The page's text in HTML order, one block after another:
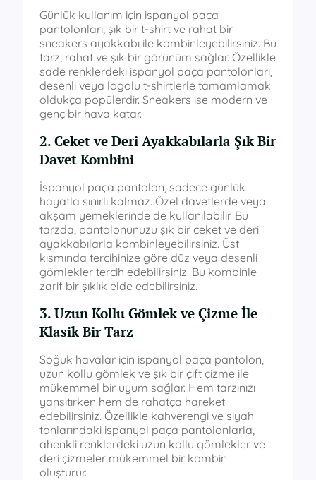
Günlük kullanım için ispanyol paça
pantolonları, şık bir t-shirt ve rahat bir
sneakers ayakkabı ile kombinleyebilirsiniz. Bu
tarz, rahat ve şık bir görünüm sağlar. Özellikle
sade renklerdeki ispanyol paça pantolonları,
desenli veya logolu t-shirtlerle tamamlamak
oldukça popülerdir. Sneakers ise modern ve
genç bir hava katar.
2. Ceket ve Deri Ayakkabılarla Şık Bir
Davet Kombini
İspanyol paça pantolon, sadece günlük
hayatla sınırlı kalmaz. Özel davetlerde veya
akşam yemeklerinde de kullanılabilir. Bu
tarzda, pantolonunuzu şık bir ceket ve deri
ayakkabılarla kombinleyebilirsiniz. Üst
kısmında tercihinize göre düz veya desenli
gömlekler tercih edebilirsiniz. Bu kombinle
zarif bir şıklık elde edebilirsiniz.
3. Uzun Kollu Gömlek ve Çizme İle
Klasik Bir Tarz
Soğuk havalar için ispanyol paça pantolon,
uzun kollu gömlek ve şık bir çift çizme ile
mükemmel bir uyum sağlar. Hem tarzınızı
yansıtırken hem de rahatça hareket
edebilirsiniz. Özellikle kahverengi ve siyah
tonlarındaki ispanyol paça pantolonlarla,
ahenkli renklerdeki uzun kollu gömlekler ve
deri çizmeler mükemmel bir kombin
oluşturur.